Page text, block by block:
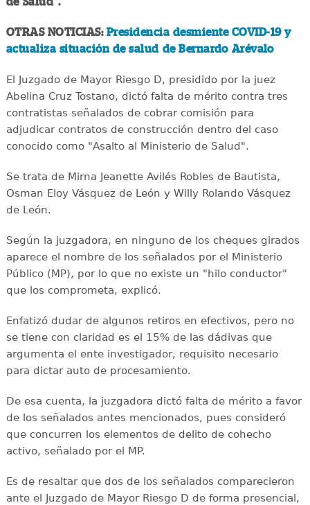
OTRAS NOTICIAS: Presidencia desmiente COVID-19 y
actualiza situación de salud de Bernardo Arévalo
El Juzgado de Mayor Riesgo D, presidido por la juez
Abelina Cruz Tostano, dictó falta de mérito contra tres
contratistas señalados de cobrar comisión para
adjudicar contratos de construcción dentro del caso
conocido como "Asalto al Ministerio de Salud".
Se trata de Mirna Jeanette Avilés Robles de Bautista,
Osman Eloy Vásquez de León y Willy Rolando Vásquez
de León.
Según la juzgadora, en ninguno de los cheques girados
aparece el nombre de los señalados por el Ministerio
Público (MP), por lo que no existe un "hilo conductor"
que los comprometa, explicó.
Enfatizó dudar de algunos retiros en efectivos, pero no
se tiene con claridad es el 15% de las dádivas que
argumenta el ente investigador, requisito necesario
para dictar auto de procesamiento.
De esa cuenta, la juzgadora dictó falta de mérito a favor
de los señalados antes mencionados, pues consideró
que concurren los elementos de delito de cohecho
activo, señalado por el MP.
Es de resaltar que dos de los señalados comparecieron
ante el Juzgado de Mayor Riesgo D de forma presencial,